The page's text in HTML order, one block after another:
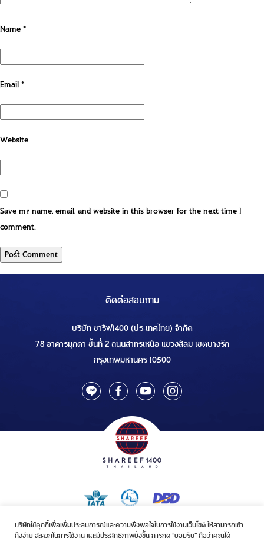
บริษัทใช้คุกกี้เพื่อเพิ่มประสบการณ์และความพึงพอใจในการใช้งานเว็บไซต์ ให้สามารถเข้า
ถึงง่าย สะดวกในการใช้งาน และมีประสิทธิภาพยิ่งขึ้น การกด “ยอมรับ” ถือว่าคุณได้
Name*
Email*
Website
Save my name, email, and website in this browser for the next time I
comment.
ติดต่อสอบถาม
บริษัท ชารีฟ1400 (ประเทศไทย) จำกัด
78 อาคารมุกดา ชั้นที่ 2 ถนนสาทรเหนือ แขวงสีลม เขตบางรัก
กรุงเทพมหานคร 10500
ใบอนุญาตเป็นผู้ประกอบกิจการรับจัดบริการขนส่งในกิจการฮัจย์เลขที่ 1/2568